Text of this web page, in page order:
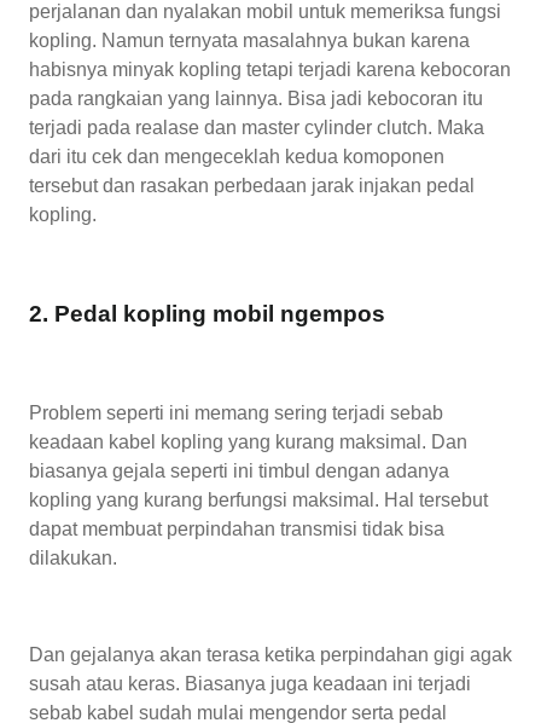
perjalanan dan nyalakan mobil untuk memeriksa fungsi
kopling. Namun ternyata masalahnya bukan karena
habisnya minyak kopling tetapi terjadi karena kebocoran
pada rangkaian yang lainnya. Bisa jadi kebocoran itu
terjadi pada realase dan master cylinder clutch. Maka
dari itu cek dan mengeceklah kedua komoponen
tersebut dan rasakan perbedaan jarak injakan pedal
kopling.
2. Pedal kopling mobil ngempos
Problem seperti ini memang sering terjadi sebab
keadaan kabel kopling yang kurang maksimal. Dan
biasanya gejala seperti ini timbul dengan adanya
kopling yang kurang berfungsi maksimal. Hal tersebut
dapat membuat perpindahan transmisi tidak bisa
dilakukan.
Dan gejalanya akan terasa ketika perpindahan gigi agak
susah atau keras. Biasanya juga keadaan ini terjadi
sebab kabel sudah mulai mengendor serta pedal